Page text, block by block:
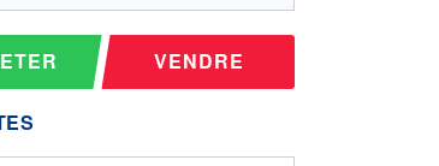
VENDRE